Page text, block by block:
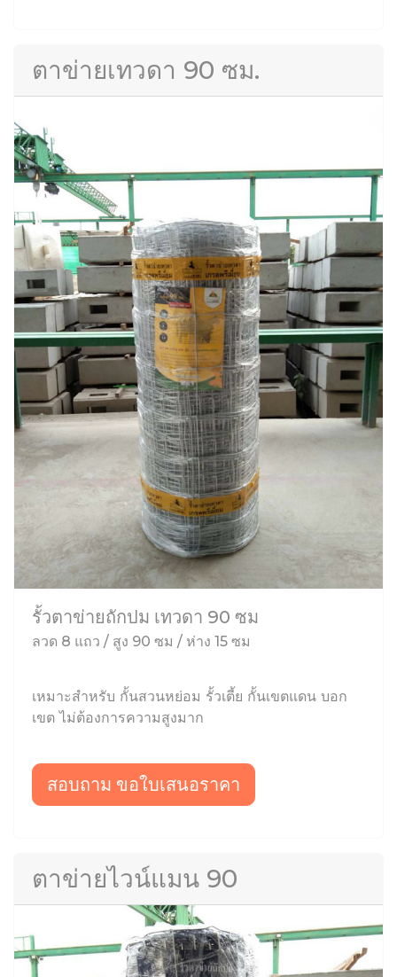
ตาข่ายเทวดา 90 ซม.
รั้วตาข่ายถักปม เทวดา 90 ซม
ลวด 8 แถว / สูง 90 ซม / ห่าง 15 ซม
เหมาะสำหรับ กั้นสวนหย่อม รั้วเตี้ย กั้นเขตแดน บอก
เขต ไม่ต้องการความสูงมาก
สอบถาม ขอใบเสนอราคา
ตาข่ายไวน์แมน 90